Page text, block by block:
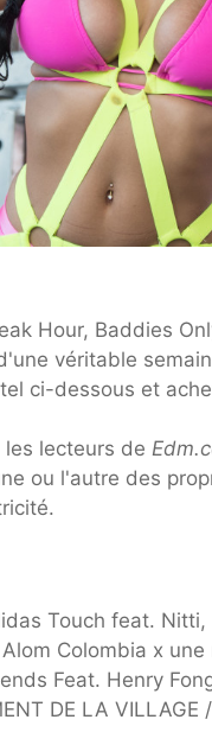
Hour, Baddies
véritable
ci-dessous et
lecteurs de
ou l'autre des
Touch feat. Nitti,
Alom Colombia x
Feat. Henry
DE LA VILLAGE